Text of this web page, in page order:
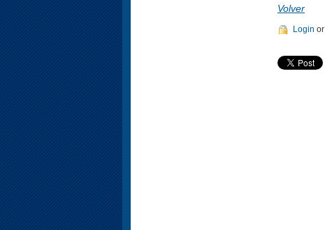
Volver
Login or